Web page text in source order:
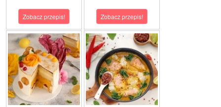
Zobacz przepis! Zobacz przepis!